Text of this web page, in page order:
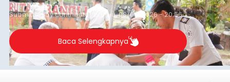
Submitted bycontributor Thu, 08/06/2026 - 20:56
Baca Selengkapnya